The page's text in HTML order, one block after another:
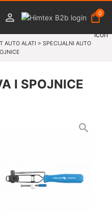
0
AUTO ALATI > SPECIJALNI AUTO
I SPOJNICE